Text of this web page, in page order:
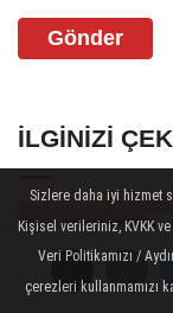
Gönder
İLGINIZI
Sizlere daha iyi hizmet
Kişisel verileriniz, KVKK
Veri Politikamızı /
çerezleri kullanmamızı